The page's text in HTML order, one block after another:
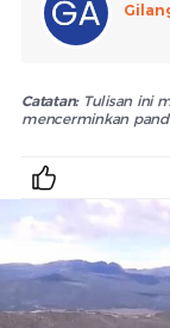
Catatan:Tulisan ini
mencerminkan